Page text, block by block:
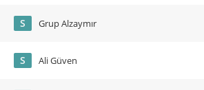
S Grup Alzaymır
S Ali Güven